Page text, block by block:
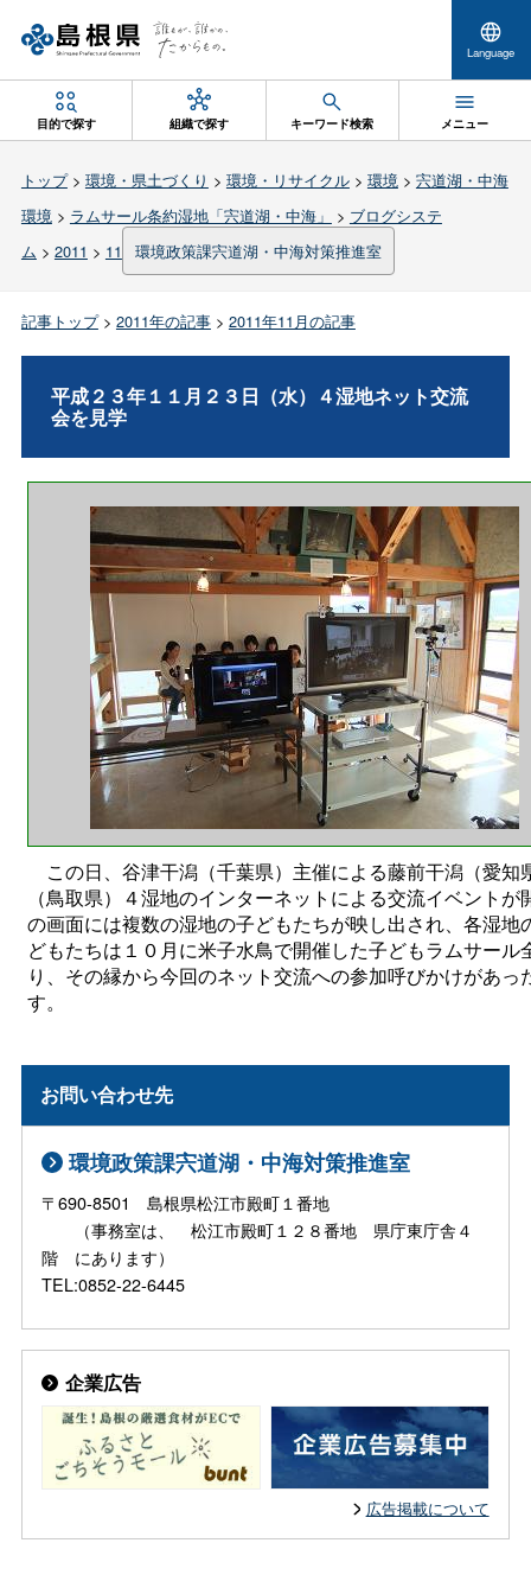
Language
目的で探す 組織で探す キーワード検索 メニュー
トップ> 環境・県土づくり > 環境・リサイクル> 環境> 宍道湖・中海
環境> ラムサール条約湿地「宍道湖・中海」 > ブログシステ
ム > 2011 > 11 環境政策課宍道湖・中海対策推進室
記事トップ> 2011年の記事> 2011年11月の記事
平成２３年１１月２３日（水）４湿地ネット交流
会を見学
この日、谷津干潟（千葉県）主催による藤前干潟（愛
（鳥取県）４湿地のインターネットによる交流イベント
の画面には複数の湿地の子どもたちが映し出され、各湿
どもたちは１０月に米子水鳥で開催した子どもラムサー
り、その縁から今回のネット交流への参加呼びかけがあ
す。
お問い合わせ先
環境政策課宍道湖・中海対策推進室
〒690-8501 島根県松江市殿町１番地
（事務室は、 松江市殿町１２８番地 県庁東庁舎４
階 にあります）
TEL:0852-22-6445
企業広告
広告掲載について